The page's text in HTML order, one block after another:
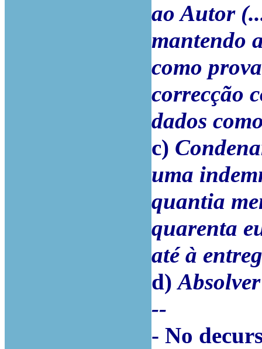
ao Autor
mantendo
como
correcção
dados
c)
uma
quantia
quarenta
até à
d)
--
- No